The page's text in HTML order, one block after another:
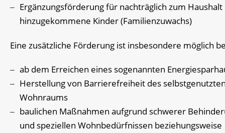
Ergänzungsförderung für nachträglich zum Haushalt
hinzugekommene Kinder (Familienzuwachs)
Eine zusätzliche Förderung ist insbesondere möglich
ab dem Erreichen eines sogenannten
Herstellung von Barrierefreiheit des
Wohnraums
baulichen Maßnahmen aufgrund schwerer
und speziellen Wohnbedürfnissen beziehungsweise